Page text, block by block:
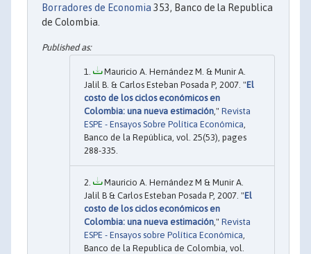
Borradores de Economia 353, Banco de la Republica
de Colombia.
Mauricio A. Hernández M. & Munir A.
Jalil B. & Carlos Esteban Posada P, 2007. "El
costo de los ciclos económicos en
Colombia: una nueva estimación ," Revista
ESPE - Ensayos Sobre Política Económica
Banco de la República, vol. 25(53), pages
288-335.
Mauricio A. Hernández M & Munir A.
Jalil B & Carlos Esteban Posada P, 2007. "El
costo de los ciclos económicos en
Colombia: una nueva estimación ," Revista
ESPE - Ensayos sobre Política Económica
Banco de la Republica de Colombia, vol.